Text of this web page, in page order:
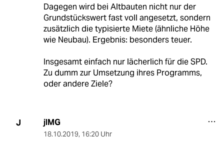
Dagegen wird bei Altbauten nicht nur der
Grundstückswert fast voll angesetzt, sondern
zusätzlich die typisierte Miete (ähnliche Höhe
wie Neubau). Ergebnis: besonders teuer.
Insgesamt einfach nur lächerlich für die SPD.
Zu dumm zur Umsetzung ihres Programms,
oder andere Ziele?
J jlMG
18.10.2019, 16:20 Uhr